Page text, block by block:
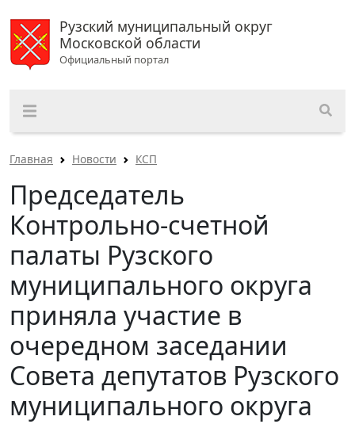
Рузский муниципальный округ
Московской области
Официальный портал
Главная Новости КСП
Председатель
Контрольно-счетной
палаты Рузского
муниципального округа
приняла участие в
очередном заседании
Совета депутатов Рузского
муниципального округа